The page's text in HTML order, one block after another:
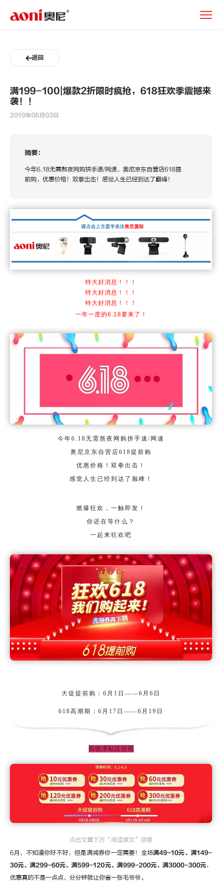
动
返回
满199-100|爆款2折限时疯抢，618狂欢季震撼来
袭！！
2019年06月03日
摘要：
今年6.18无需熬夜网购拼手速/网速，奥尼京东自营店618提
前购，优惠价格！双拳出击！感觉人生已经到达了巅峰！
特大好消息！！！
特大好消息！！！
特大好消息！！！
一年一度的6.18要来了！
今年6.18无需熬夜网购拼手速/网速
奥尼京东自营店618提前购
优惠价格！双拳出击 ！
感觉人生已经到达了巅峰！
燃爆狂欢，一触即发！
你还在等什么？
一起来狂欢吧
大促提前购：6月1日——6月6日
618高潮期：6月17日——6月19日
购物津贴提前领
点击文章下方“阅读原文”领券
6月，不知道你好不好，但是满减券你一定需要！全场满49-10元、满149-
30元、满299-60元、满599-120元、满999-200元、满3000-300元，
优惠真的不是一点点，分分钟就让你省一张毛爷爷。